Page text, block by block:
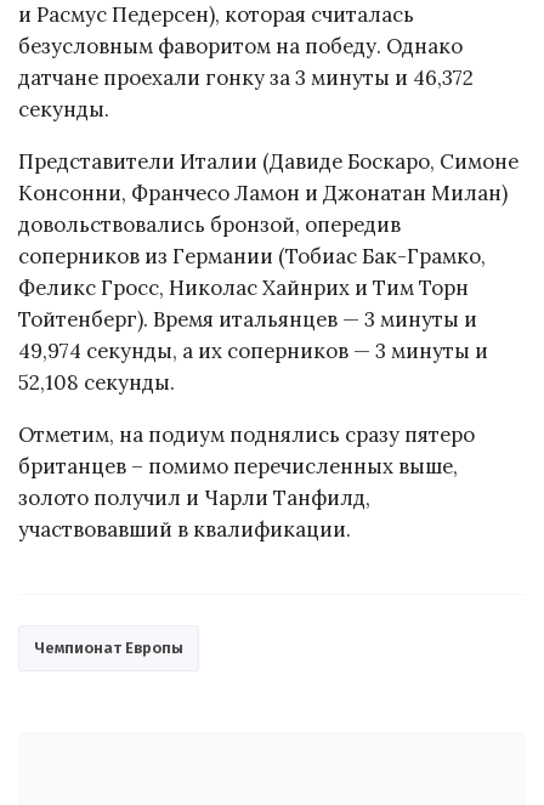
и Расмус Педерсен), которая считалась
безусловным фаворитом на победу. Однако
датчане проехали гонку за 3 минуты и 46,372
секунды.
Представители Италии (Давиде Боскаро, Симоне
Консонни, Франчесо Ламон и Джонатан Милан)
довольствовались бронзой, опередив
соперников из Германии (Тобиас Бак-Грамко,
Феликс Гросс, Николас Хайнрих и Тим Торн
Тойтенберг). Время итальянцев — 3 минуты и
49,974 секунды, а их соперников — 3 минуты и
52,108 секунды.
Отметим, на подиум поднялись сразу пятеро
британцев – помимо перечисленных выше,
золото получил и Чарли Танфилд,
участвовавший в квалификации.
Чемпионат Европы